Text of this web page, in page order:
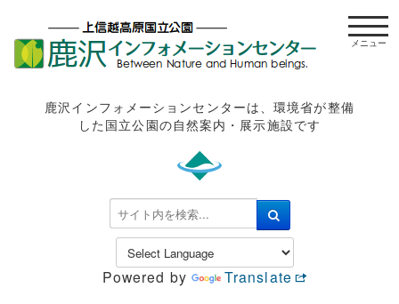
鹿沢インフォメーションセンターは、環境省が整備
した国立公園の自然案内・展示施設です
検
索
.
Powered by Translate
t
o